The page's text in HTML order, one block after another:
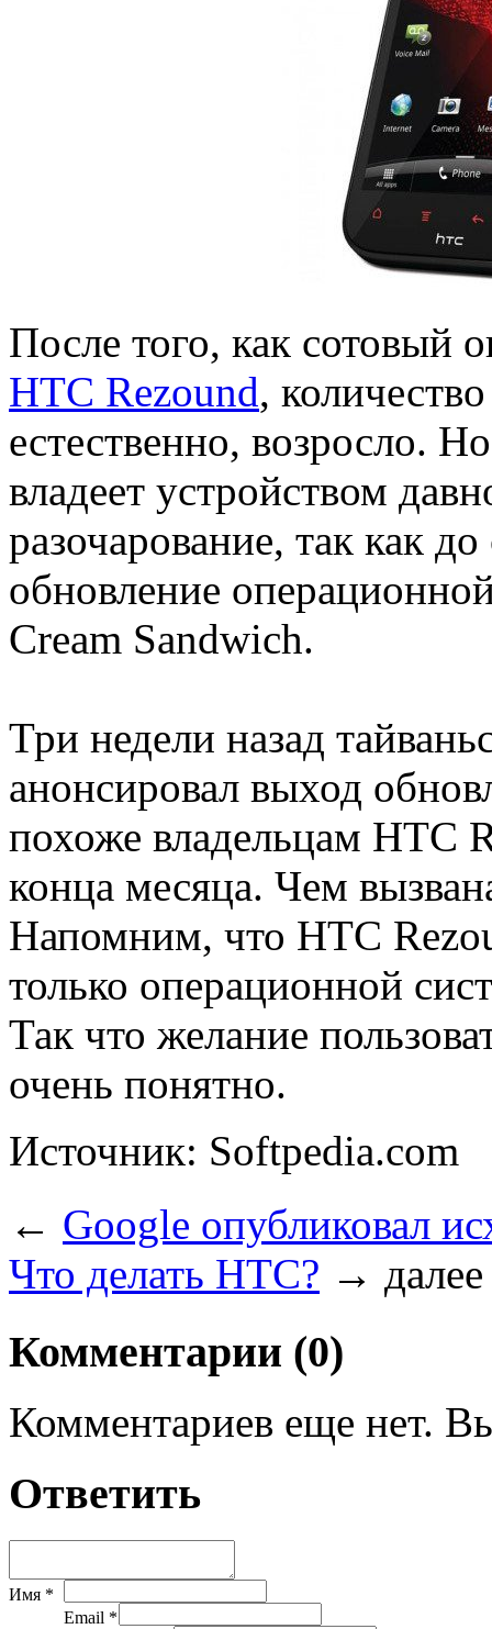
После того, как сотовый
HTC Rezound,
естественно, возросло.
владеет устройством
разочарование, так как
обновление
Cream Sandwich.
Три недели назад
анонсировал выход
похоже владельцам HTC
конца месяца. Чем
Напомним, что HTC
только операционной
Так что желание
очень понятно.
Источник: Softpedia.com
← Google опубликовал
Что делать HTC? → далее
Комментарии (0)
Комментариев еще нет.
Ответить
Имя *
Email *